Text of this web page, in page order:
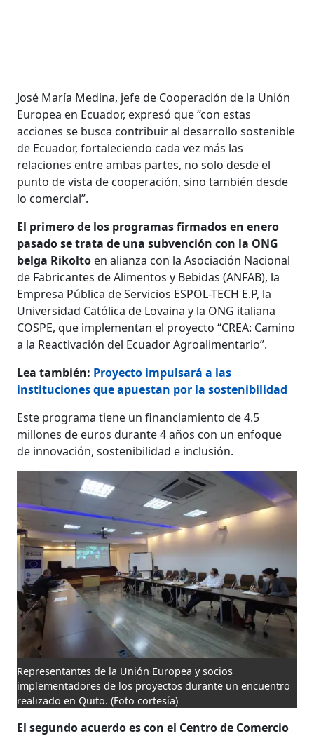
José María Medina, jefe de Cooperación de la Unión
Europea en Ecuador, expresó que “con estas
acciones se busca contribuir al desarrollo sostenible
de Ecuador, fortaleciendo cada vez más las
relaciones entre ambas partes, no solo desde el
punto de vista de cooperación, sino también desde
lo comercial”.
El primero de los programas firmados en enero
pasado se trata de una subvención con la ONG
belga Rikolto en alianza con la Asociación Nacional
de Fabricantes de Alimentos y Bebidas (ANFAB), la
Empresa Pública de Servicios ESPOL-TECH E.P, la
Universidad Católica de Lovaina y la ONG italiana
COSPE, que implementan el proyecto “CREA: Camino
a la Reactivación del Ecuador Agroalimentario”.
Lea también: Proyecto impulsará a las
instituciones que apuestan por la sostenibilidad
Este programa tiene un financiamiento de 4.5
millones de euros durante 4 años con un enfoque
de innovación, sostenibilidad e inclusión.
Representantes de la Unión Europea y socios
implementadores de los proyectos durante un encuentro
realizado en Quito. (Foto cortesía)
El segundo acuerdo es con el Centro de Comercio